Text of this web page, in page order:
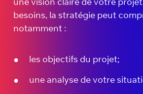
besoins, la stratégie peut
notamment :
les objectifs du projet;
une analyse de votre